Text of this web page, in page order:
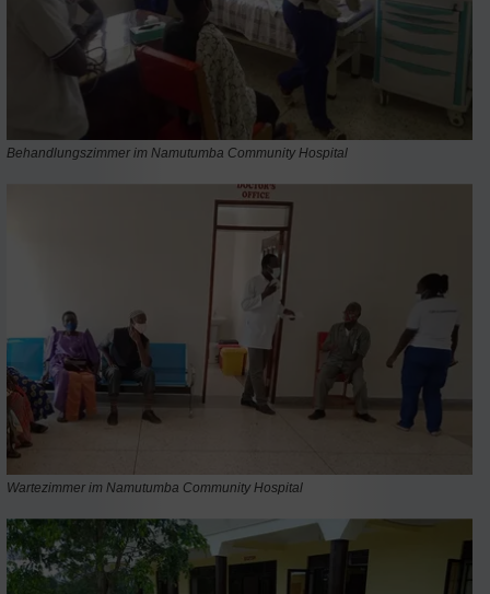
Behandlungszimmer im Namutumba Community Hospital
Wartezimmer im Namutumba Community Hospital